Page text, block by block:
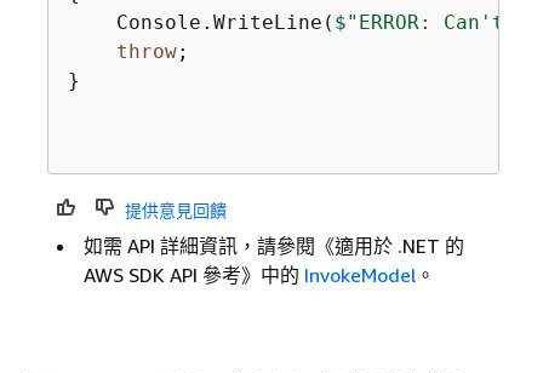
    Console.WriteLine(
$"ERROR: Can't
throw;
}
提供意見回饋
如需 API 詳細資訊，請參閱《適用於 .NET 的
AWS SDK API 參考》 中的 InvokeModel。